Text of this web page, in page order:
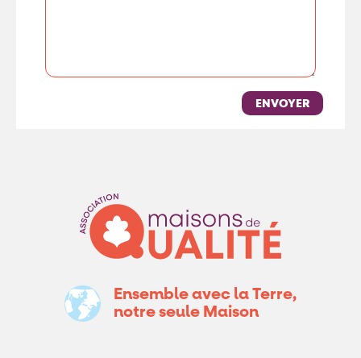
Ensemble avec la Terre,
notre seule Maison